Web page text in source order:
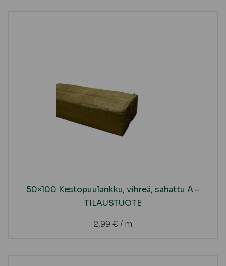
50×100 Kestopuulankku, vihreä, sahattu A –
TILAUSTUOTE
2,99 € / m